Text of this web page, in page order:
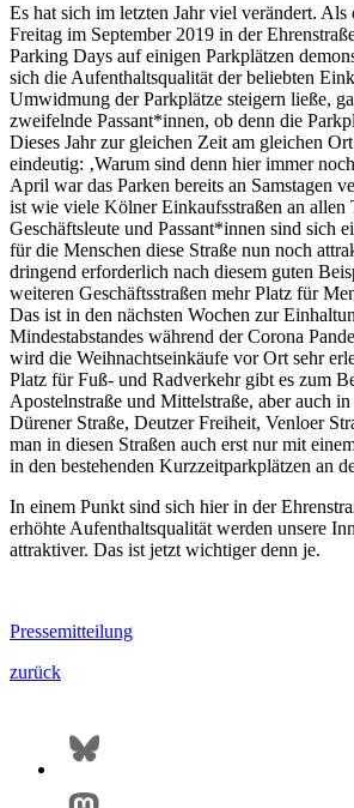
Es hat sich im letzten Jahr viel verändert.
Freitag im September 2019 in der
Parking Days auf einigen Parkplätzen
sich die Aufenthaltsqualität der beliebten
Umwidmung der Parkplätze steigern ließe,
zweifelnde Passant*innen, ob denn die
Dieses Jahr zur gleichen Zeit am gleichen
eindeutig: ‚Warum sind denn hier immer
April war das Parken bereits an Samstagen
ist wie viele Kölner Einkaufsstraßen an allen
Geschäftsleute und Passant*innen sind sich
für die Menschen diese Straße nun noch
dringend erforderlich nach diesem guten
weiteren Geschäftsstraßen mehr Platz für
Das ist in den nächsten Wochen zur
Mindestabstandes während der Corona
wird die Weihnachtseinkäufe vor Ort sehr
Platz für Fuß- und Radverkehr gibt es zum
Apostelnstraße und Mittelstraße, aber auch
Dürener Straße, Deutzer Freiheit, Venloer
man in diesen Straßen auch erst nur mit
in den bestehenden Kurzzeitparkplätzen an
In einem Punkt sind sich hier in der
erhöhte Aufenthaltsqualität werden unsere
attraktiver. Das ist jetzt wichtiger denn je.
Pressemitteilung
zurück